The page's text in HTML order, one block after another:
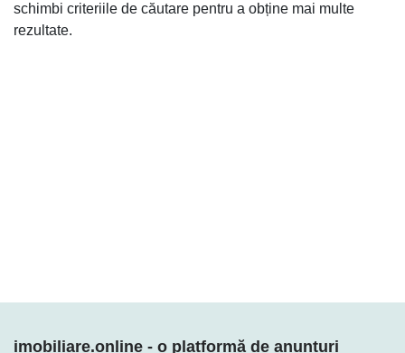
schimbi criteriile de căutare pentru a obține mai multe
rezultate.
imobiliare.online - o platformă de anunțuri